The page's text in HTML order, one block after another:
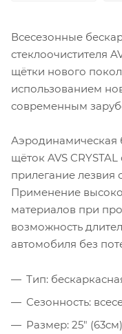
Всесезонные
стеклоочистителя
щётки нового
использованием
современным
Аэродинамическая
щёток AVS
прилегание лезвия
Применение
материалов при
возможность
автомобиля без
Тип:
Сезонность:
Размер: 25" (63см)